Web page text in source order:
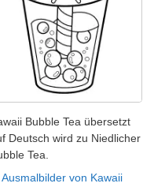
Bubble Tea übersetzt
Deutsch wird zu Niedlicher
Tea.
Ausmalbilder von Kawaii